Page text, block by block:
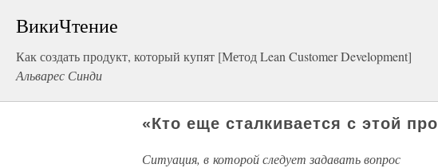
ВикиЧтение
Как создать продукт, который купят [Метод Lean Customer Development]
Альварес Синди
«Кто еще сталкивается с этой
Ситуация, в которой следует задавать вопрос